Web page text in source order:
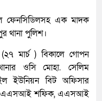
ফেনসিডিলসহ এক মাদক
থানা পুলিশ।
(২৭ মার্চ ) বিকালে গোপন
ওসি মোহা. সেলিম
ইউনিয়ন বিট অফিসার
এএসআই শফিক, এএসআই